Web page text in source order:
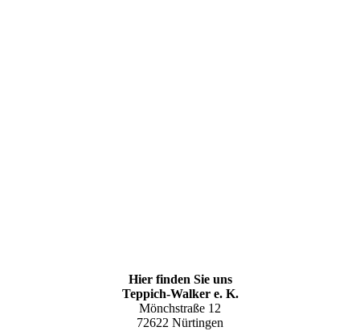
Hier finden Sie uns
Teppich-Walker e. K.
Mönchstraße 12
72622 Nürtingen